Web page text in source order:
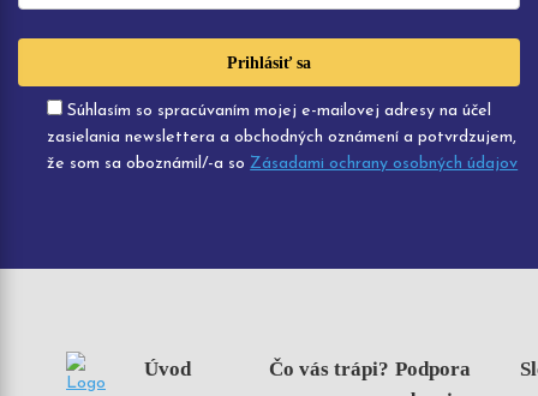
Súhlasím so spracúvaním mojej e-mailovej adresy na účel
zasielania newslettera a obchodných oznámení a potvrdzujem,
že som sa oboznámil/-a soZásadami ochrany osobných údajov
Úvod Čo vás trápi? Podpora